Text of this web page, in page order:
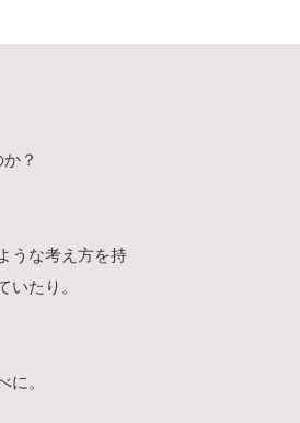
？
うな考え方を持
たり。
。